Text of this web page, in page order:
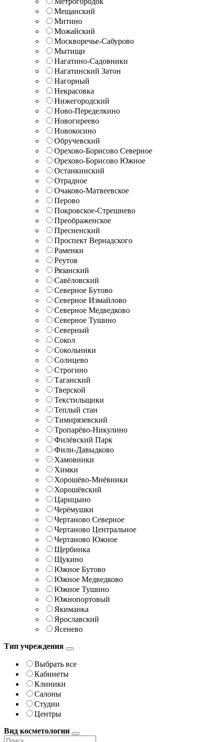
Мещанский
Митино
Можайский
Москворечье-Сабурово
Мытищи
Нагатино-Садовники
Нагатинский Затон
Нагорный
Некрасовка
Нижегородский
Ново-Переделкино
Новогиреево
Новокосино
Обручевский
Орехово-Борисово Северное
Орехово-Борисово Южное
Останкинский
Отрадное
Очаково-Матвеевское
Перово
Покровское-Стрешнево
Преображенское
Пресненский
Проспект Вернадского
Раменки
Реутов
Рязанский
Савёловский
Северное Бутово
Северное Измайлово
Северное Медведково
Северное Тушино
Северный
Сокол
Сокольники
Солнцево
Строгино
Таганский
Тверской
Текстильщики
Теплый стан
Тимирязевский
Тропарёво-Никулино
Филёвский Парк
Фили-Давыдково
Хамовники
Химки
Хорошёво-Мнёвники
Хорошёвский
Царицыно
Черёмушки
Чертаново Северное
Чертаново Центральное
Чертаново Южное
Щербинка
Щукино
Южное Бутово
Южное Медведково
Южное Тушино
Южнопортовый
Якиманка
Ярославский
Ясенево
Тип учреждения
Выбрать все
Кабинеты
Клиники
Салоны
Студии
Центры
Вид косметологии